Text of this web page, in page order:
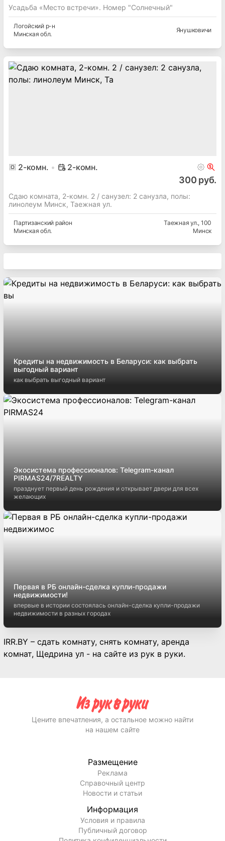
Усадьба «Место встречи». Номер "Солнечный"
Логойскийр-н
Минская обл.
Янушковичи
2-комн. 2-комн.
300 руб.
Сдаю комната, 2-комн. 2 / cанузел: 2 санузла, полы:
линолеум Минск, Таежная ул.
Партизанский район
Минская обл.
Таежная ул., 100
Минск
Кредиты на недвижимость в Беларуси: как выбрать
выгодный вариант
как выбрать выгодный вариант
Экосистема профессионалов: Telegram-канал
PIRMAS24/7REALTY
празднует первый день рождения и открывает двери для всех
желающих
Первая в РБ онлайн-сделка купли-продажи
недвижимости!
впервые в истории состоялась онлайн-сделка купли-продажи
недвижимости в разных городах
IRR.BY – сдать комнату, снять комнату, аренда
комнат, Щедрина ул - на сайте из рук в руки.
Цените впечатления, а остальное можно найти
на нашем сайте
Размещение
Реклама
Справочный центр
Новости и статьи
Информация
Условия и правила
Публичный договор